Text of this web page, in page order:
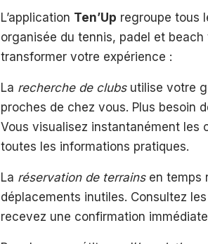
L’application Ten’Up regroupe tous
organisée du tennis, padel et
transformer votre expérience :
La recherche de clubsutilise votre
proches de chez vous. Plus besoin
Vous visualisez instantanément les
toutes les informations pratiques.
La réservation de terrainsen temps
déplacements inutiles. Consultez
recevez une confirmation